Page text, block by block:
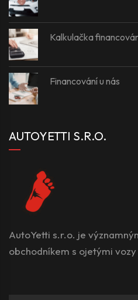
Kalkulačka
Financování u nás
AUTOYETTI S.R.O.
AutoYetti s.r.o. je
obchodníkem s ojetými